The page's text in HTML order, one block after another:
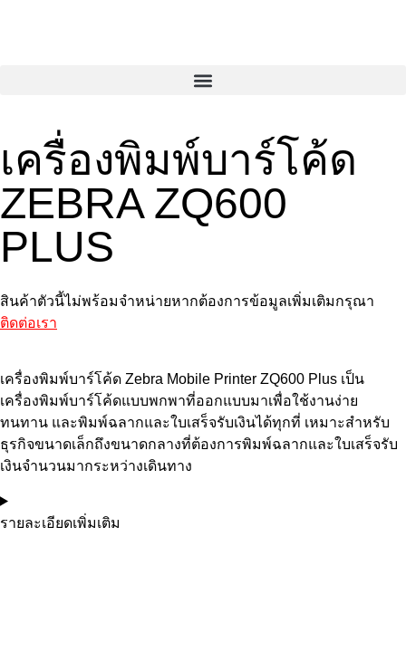
เครื่องพิมพ์บาร์โค้ด
ZEBRA ZQ600
PLUS
สินค้าตัวนี้ไม่พร้อมจำหน่ายหากต้องการข้อมูลเพิ่มเติมกรุณา
ติดต่อเรา
เครื่องพิมพ์บาร์โค้ด Zebra Mobile Printer ZQ600 Plus เป็น
เครื่องพิมพ์บาร์โค้ดแบบพกพาที่ออกแบบมาเพื่อใช้งานง่าย
ทนทาน และพิมพ์ฉลากและใบเสร็จรับเงินได้ทุกที่ เหมาะสำหรับ
ธุรกิจขนาดเล็กถึงขนาดกลางที่ต้องการพิมพ์ฉลากและใบเสร็จรับ
เงินจำนวนมากระหว่างเดินทาง
รายละเอียดเพิ่มเติม